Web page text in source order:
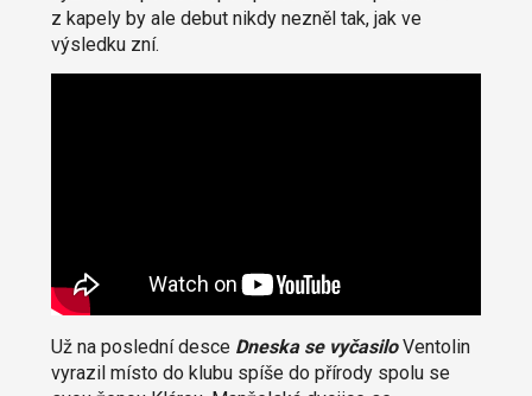
z kapely by ale debut nikdy nezněl tak, jak ve
výsledku zní.
Už na poslední desce Dneska se vyčasiloVentolin
vyrazil místo do klubu spíše do přírody spolu se